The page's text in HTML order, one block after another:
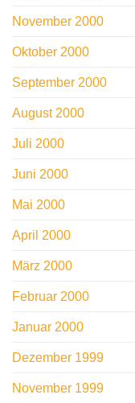
November 2000
Oktober 2000
September 2000
August 2000
Juli 2000
Juni 2000
Mai 2000
April 2000
März 2000
Februar 2000
Januar 2000
Dezember 1999
November 1999